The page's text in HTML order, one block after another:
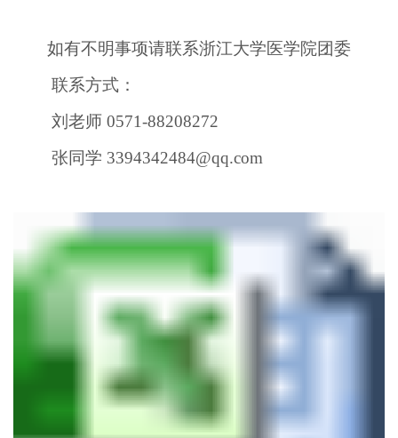
如有不明事项请联系浙江大学医学院团委
联系方式：
刘老师0571-88208272
张同学 3394342484@qq.com